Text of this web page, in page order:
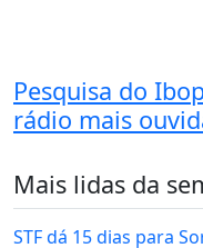
Pesquisa do
rádio mais
Mais lidas da
STF dá 15 dias para